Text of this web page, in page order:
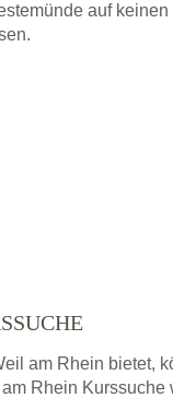
auf
am Rhein bietet,
Rhein Kurssuche